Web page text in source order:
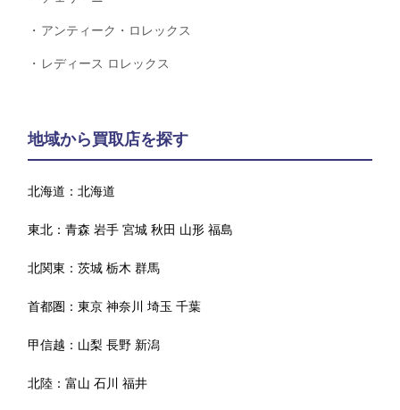
アンティーク・ロレックス
レディース ロレックス
地域から買取店を探す
北海道：北海道
東北：青森 岩手 宮城 秋田 山形 福島
北関東：茨城 栃木 群馬
首都圏：東京 神奈川 埼玉 千葉
甲信越： 山梨 長野 新潟
北陸：富山 石川 福井